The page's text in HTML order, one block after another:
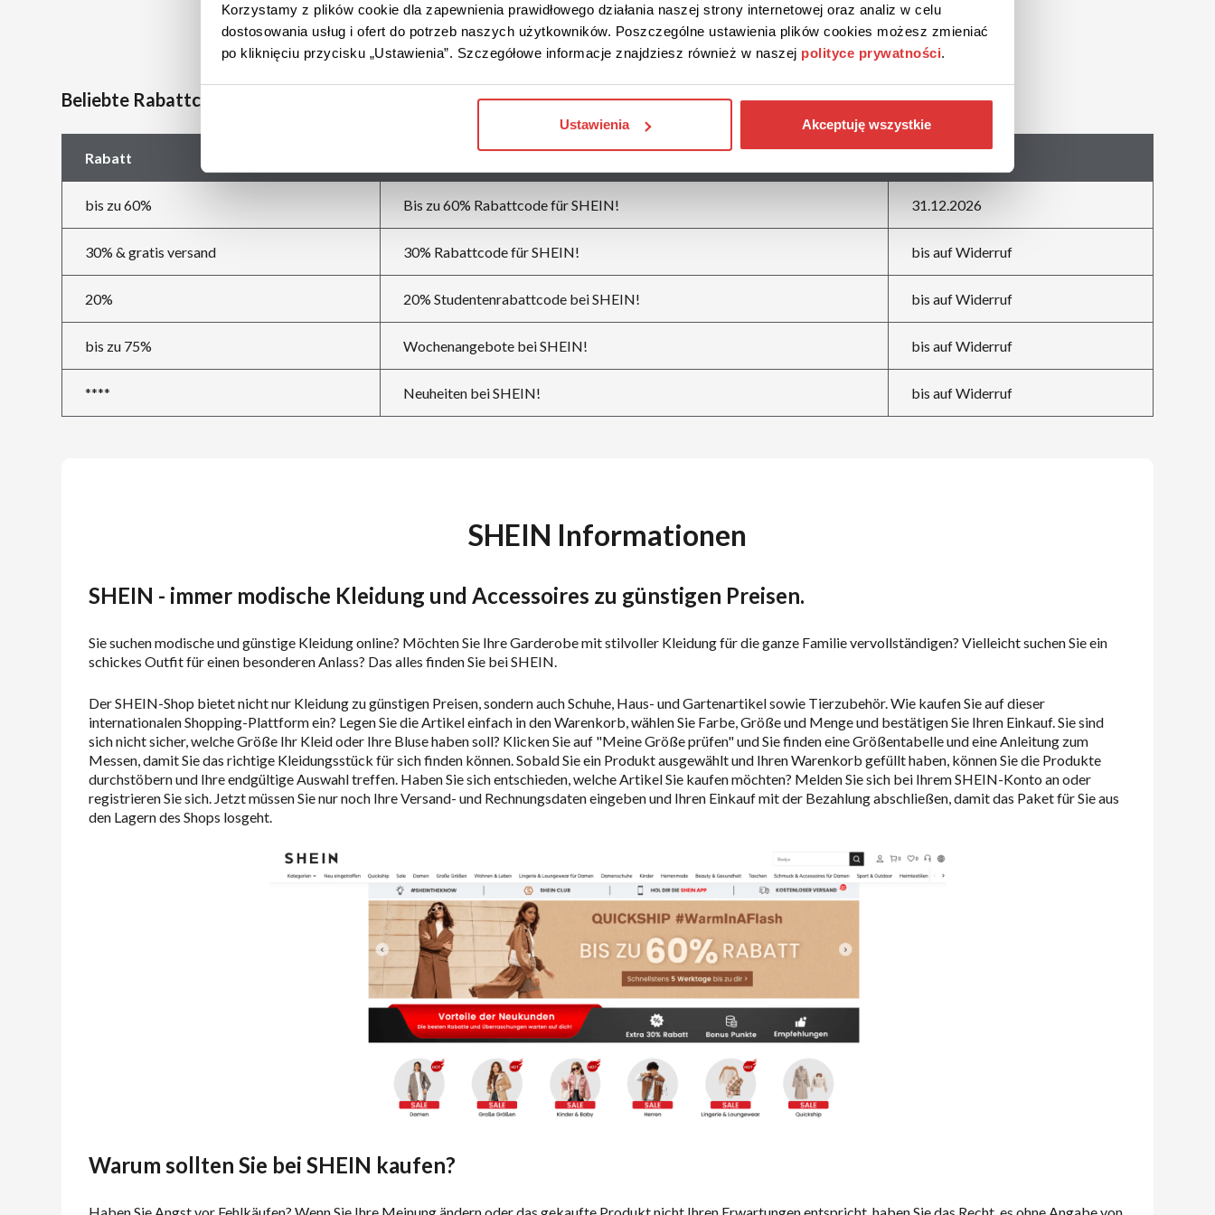
Korzystamy z plików cookie dla zapewnienia prawidłowego działania naszej strony internetowej oraz analiz w celu
dostosowania usług i ofert do potrzeb naszych użytkowników. Poszczególne ustawienia plików cookies możesz zmieniać
po kliknięciu przycisku „Ustawienia”. Szczegółowe informacje znajdziesz również w naszej polityce prywatności.
Ustawienia Akceptuję wszystkie
Cotosen NKD
Beliebte Rabattcodes bei SHEIN
Rabatt
bis zu 60% Bis zu 60% Rabattcode für SHEIN! 31.12.2026
30% & gratis versand 30% Rabattcode für SHEIN! bis auf Widerruf
20% 20% Studentenrabattcode bei SHEIN! bis auf Widerruf
bis zu 75% Wochenangebote bei SHEIN! bis auf Widerruf
**** Neuheiten bei SHEIN! bis auf Widerruf
SHEIN Informationen
SHEIN - immer modische Kleidung und Accessoires zu günstigen Preisen.
Sie suchen modische und günstige Kleidung online? Möchten Sie Ihre Garderobe mit stilvoller Kleidung für die ganze Familie vervollständigen? Vielleicht suchen Sie ein
schickes Outfit für einen besonderen Anlass? Das alles finden Sie bei SHEIN.
Der SHEIN-Shop bietet nicht nur Kleidung zu günstigen Preisen, sondern auch Schuhe, Haus- und Gartenartikel sowie Tierzubehör. Wie kaufen Sie auf dieser
internationalen Shopping-Plattform ein? Legen Sie die Artikel einfach in den Warenkorb, wählen Sie Farbe, Größe und Menge und bestätigen Sie Ihren Einkauf. Sie sind
sich nicht sicher, welche Größe Ihr Kleid oder Ihre Bluse haben soll? Klicken Sie auf "Meine Größe prüfen" und Sie finden eine Größentabelle und eine Anleitung zum
Messen, damit Sie das richtige Kleidungsstück für sich finden können. Sobald Sie ein Produkt ausgewählt und Ihren Warenkorb gefüllt haben, können Sie die Produkte
durchstöbern und Ihre endgültige Auswahl treffen. Haben Sie sich entschieden, welche Artikel Sie kaufen möchten? Melden Sie sich bei Ihrem SHEIN-Konto an oder
registrieren Sie sich. Jetzt müssen Sie nur noch Ihre Versand- und Rechnungsdaten eingeben und Ihren Einkauf mit der Bezahlung abschließen, damit das Paket für Sie aus
den Lagern des Shops losgeht.
Warum sollten Sie bei SHEIN kaufen?